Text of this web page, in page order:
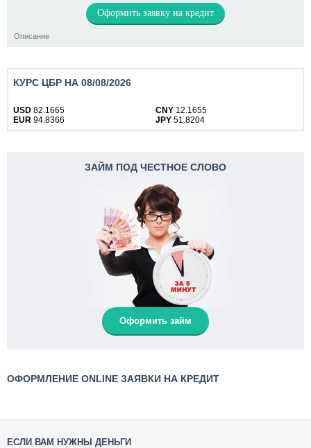
Оформить заявку на кредит
Описание
КУРС ЦБР НА 08/08/2026
USD 82.1665 CNY 12.1655
EUR 94.8366 JPY 51.8204
ЗАЙМ ПОД ЧЕСТНОЕ СЛОВО
Оформить займ
ОФОРМЛЕНИЕ ONLINE ЗАЯВКИ НА КРЕДИТ
ЕСЛИ ВАМ НУЖНЫ ДЕНЬГИ